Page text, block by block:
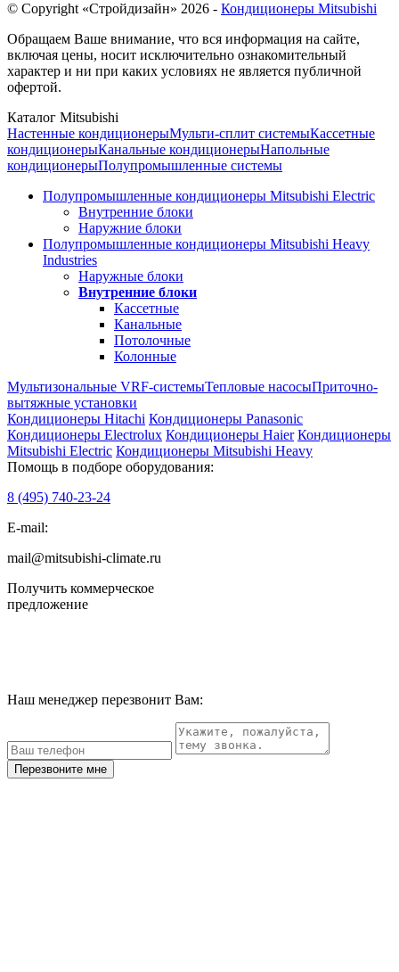
© Copyright «Стройдизайн» 2026 - Кондиционеры Mitsubishi
Обращаем Ваше внимание, что вся информация на сайте,
включая цены, носит исключительно ознакомительный
характер и ни при каких условиях не является публичной
офертой.
Каталог Mitsubishi
Настенные кондиционерыМульти-сплит системыКассетные
кондиционерыКанальные кондиционерыНапольные
кондиционерыПолупромышленные системы
Полупромышленные кондиционеры Mitsubishi Electric
Внутренние блоки
Наружние блоки
Полупромышленные кондиционеры Mitsubishi Heavy
Industries
Наружные блоки
Внутренние блоки
Кассетные
Канальные
Потолочные
Колонные
Мультизональные VRF-системыТепловые насосыПриточно-
вытяжные установки
Кондиционеры Hitachi Кондиционеры Panasonic
Кондиционеры Electrolux Кондиционеры Haier Кондиционеры
Mitsubishi Electric Кондиционеры Mitsubishi Heavy
Помощь в подборе оборудования:
8 (495) 740-23-24
E-mail:
mail@mitsubishi-climate.ru
Получить коммерческое
предложение
Наш менеджер перезвонит Вам:
Перезвоните мне